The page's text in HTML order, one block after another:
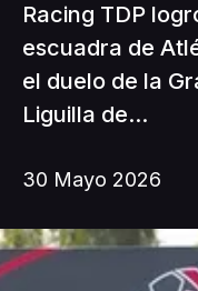
Racing TDP
escuadra de
el duelo de la
Liguilla de...
30 Mayo 2026